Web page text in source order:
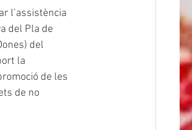
l’assistència
del Pla de
del
la
de les
de no